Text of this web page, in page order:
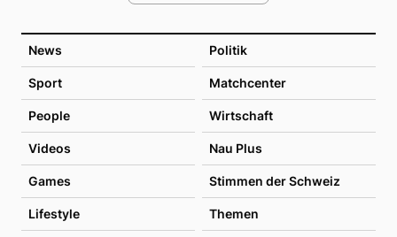
News Politik
Sport Matchcenter
People Wirtschaft
Videos Nau Plus
Games Stimmen der Schweiz
Lifestyle Themen